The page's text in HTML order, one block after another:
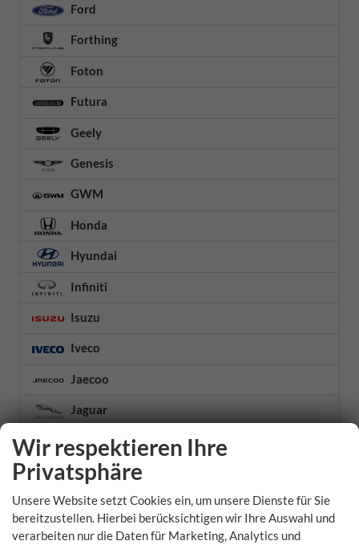
Ford
Forthing
Foton
Futura
Geely
Genesis
GWM
Honda
Hyundai
Infiniti
Isuzu
Iveco
Jaecoo
Jaguar
KGM
Kia
Lamborghini
Wir respektieren Ihre
Privatsphäre
Unsere Website setzt Cookies ein, um unsere Dienste für Sie
bereitzustellen. Hierbei berücksichtigen wir Ihre Auswahl und
verarbeiten nur die Daten für Marketing, Analytics und